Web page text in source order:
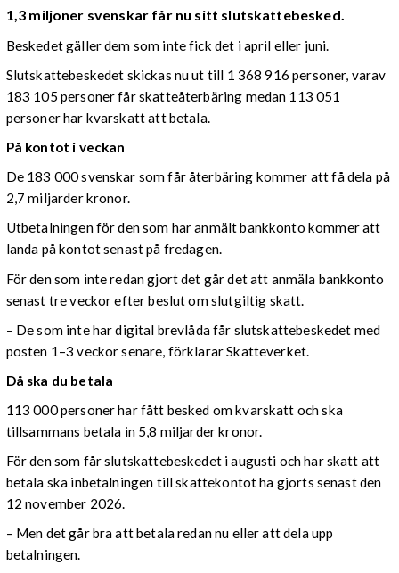
1,3 miljoner svenskar får nu sitt slutskattebesked.
Beskedet gäller dem som inte fick det i april eller juni.
Slutskattebeskedet skickas nu ut till 1 368 916 personer, varav
183 105 personer får skatteåterbäring medan 113 051
personer har kvarskatt att betala.
På kontot i veckan
De 183 000 svenskar som får återbäring kommer att få dela på
2,7 miljarder kronor.
Utbetalningen för den som har anmält bankkonto kommer att
landa på kontot senast på fredagen.
För den som inte redan gjort det går det att anmäla bankkonto
senast tre veckor efter beslut om slutgiltig skatt.
– De som inte har digital brevlåda får slutskattebeskedet med
posten 1–3 veckor senare, förklarar Skatteverket.
Då ska du betala
113 000 personer har fått besked om kvarskatt och ska
tillsammans betala in 5,8 miljarder kronor.
För den som får slutskattebeskedet i augusti och har skatt att
betala ska inbetalningen till skattekontot ha gjorts senast den
12 november 2026.
– Men det går bra att betala redan nu eller att dela upp
betalningen.